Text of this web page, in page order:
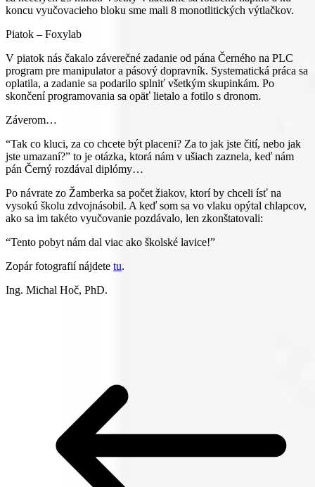
koncu vyučovacieho bloku sme mali 8 monotlitických výtlačkov.
Piatok – Foxylab
V piatok nás čakalo záverečné zadanie od pána Černého na PLC
program pre manipulator a pásový dopravník. Systematická práca sa
oplatila, a zadanie sa podarilo splniť všetkým skupinkám. Po
skončení programovania sa opäť lietalo a fotilo s dronom.
Záverom…
“Tak co kluci, za co chcete být placeni? Za to jak jste čití, nebo jak
jste umazaní?” to je otázka, ktorá nám v ušiach zaznela, keď nám
pán Černý rozdával diplómy…
Po návrate zo Žamberka sa počet žiakov, ktorí by chceli ísť na
vysokú školu zdvojnásobil. A keď som sa vo vlaku opýtal chlapcov,
ako sa im takéto vyučovanie pozdávalo, len zkonštatovali:
“Tento pobyt nám dal viac ako školské lavice!”
Zopár fotografií nájdete tu.
Ing. Michal Hoč, PhD.